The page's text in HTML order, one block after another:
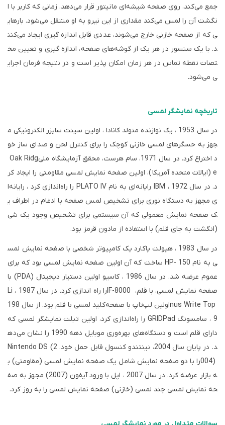
جمع می‌کند، روی صفحه شیشه‌ای مانیتور قرار می‌دهد. زمانی که کاربر با ا
نگشت آن را لمس می‌کند مقداری از این نیرو به او منتقل می‌شود. بارهای
ی که از صفحه خازنی خارج می‌شوند، عددی قابل اندازه گیری ایجاد می‌کنن
د. با یک سنسور در هر یک از گوشه‌های صفحه، اندازه گیری و تعیین مخ
تصات نقطه تماس در هر زمان امکان پذیر است و در نتیجه فرمان اجرای
ی می‌شود.
تاریخچه نمایشگر لمسی
در سال 1953 ، یک نوازنده متولد کانادا ، اولین سینت سایزر الکترونیکی م
جهز به حسگرهای لمسی خازنی کوچک را برای کنترل لحن و صدای ساز خو
د اختراع کرد. در سال 1971، سام هرست، محقق آزمایشگاه ملی
Oak Ridg
e(ایالات متحده آمریکا)، اولین صفحه نمایش لمسی مقاومتی را ایجاد کر
د. در سال 1972 ، IBM رایانه‌ای به نامPLATO IV را راه‌اندازی کرد ، رایانه‌ا
ی مجهز به دستگاه نوری برای تشخیص لمس صفحه با ادغام در اطراف ی
ک صفحه نمایش معمولی که آن سیستمی‌ برای تشخیص وجود یک شی
(انگشت به جای قلم) با استفاده از مادون قرمز بود.
در سال 1983 ، هیولت پاکارد یک کامپیوتر شخصی با صفحه نمایش لمس
ی به نامHP- 150 ساخت که آن اولین صفحه نمایش لمسی بود که برای
عموم عرضه شد. در سال 1986 ، کاسیو اولین دستیار دیجیتال
(PDA) با
صفحه نمایش لمسی، با قلم، IF-8000را راه اندازی کرد. در سال 1987 ،
Li
nus Write Top
اولین لپ‌تاپ با صفحه‌کلید لمسی با قلم بود. از سال 198
9 ، سامسونگ
GRIDPad را راه‌اندازی کرد، اولین تبلت نمایشگر لمسی که
دارای قلم است و دستگاه‌های بهره‌وری موبایل دهه 1990 را نشان می‌ده
د. در پایان سال 2004، نینتندو کنسول قابل حمل خود،
Nintendo DS (2
004)را با دو صفحه نمایش شامل یک صفحه نمایش لمسی (مقاومتی) ب
ه بازار عرضه کرد. در سال 2007 ، اپل با ورود آیفون (2007) مجهز به صف
حه نمایش لمسی چند لمسی (خازنی) صفحه نمایش لمسی را به روز کرد.